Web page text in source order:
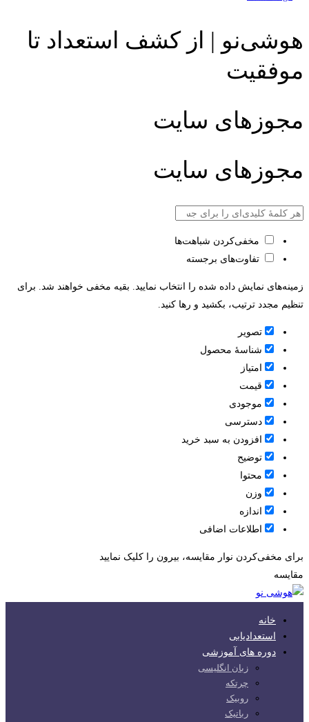
هوشی‌نو | از کشف استعداد تا
موفقیت
مجوزهای سایت
مجوزهای سایت
مخفی‌کردن شباهت‌ها
تفاوت‌های برجسته
زمینه‌های نمایش داده شده را انتخاب نمایید. بقیه مخفی خواهند شد. برای
تنظیم مجدد ترتیب، بکشید و رها کنید.
تصویر
شناسۀ محصول
امتیاز
قيمت
موجودی
دسترسی
افزودن به سبد خرید
توضیح
محتوا
وزن
اندازه
اطلاعات اضافی
برای مخفی‌کردن نوار مقایسه، بیرون را کلیک نمایید
مقایسه
خانه
استعدادیابی
دوره های آموزشی
زبان انگلیسی
چرتکه
روبیک
رباتیک